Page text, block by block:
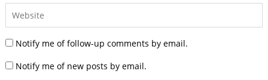
Notify me of follow-up comments by email.
Notify me of new posts by email.